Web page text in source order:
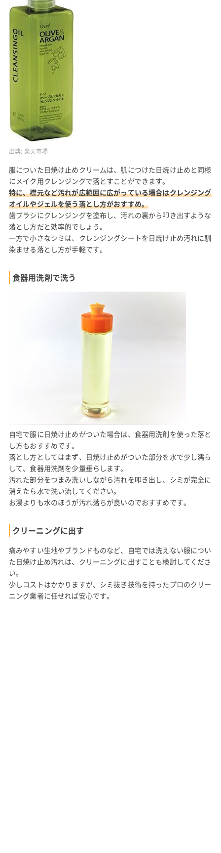
出典: 楽天市場
服についた日焼け止めクリームは、肌につけた日焼け止めと同様
にメイク用クレンジングで落とすことができます。
特に、襟元など汚れが広範囲に広がっている場合はクレンジング
オイルやジェルを使う落とし方がおすすめ。
歯ブラシにクレンジングを塗布し、汚れの裏から叩き出すような
落とし方だと効率的でしょう。
一方で小さなシミは、クレンジングシートを日焼け止め汚れに馴
染ませる落とし方が手軽です。
食器用洗剤で洗う
自宅で服に日焼け止めがついた場合は、食器用洗剤を使った落と
し方もおすすめです。
落とし方としてはまず、日焼け止めがついた部分を水で少し濡ら
して、食器用洗剤を少量垂らします。
汚れた部分をつまみ洗いしながら汚れを叩き出し、シミが完全に
消えたら水で洗い流してください。
お湯よりも水のほうが汚れ落ちが良いのでおすすめです。
クリーニングに出す
痛みやすい生地やブランドものなど、自宅では洗えない服につい
た日焼け止め汚れは、クリーニングに出すことも検討してくださ
い。
少しコストはかかりますが、シミ抜き技術を持ったプロのクリー
ニング業者に任せれば安心です。